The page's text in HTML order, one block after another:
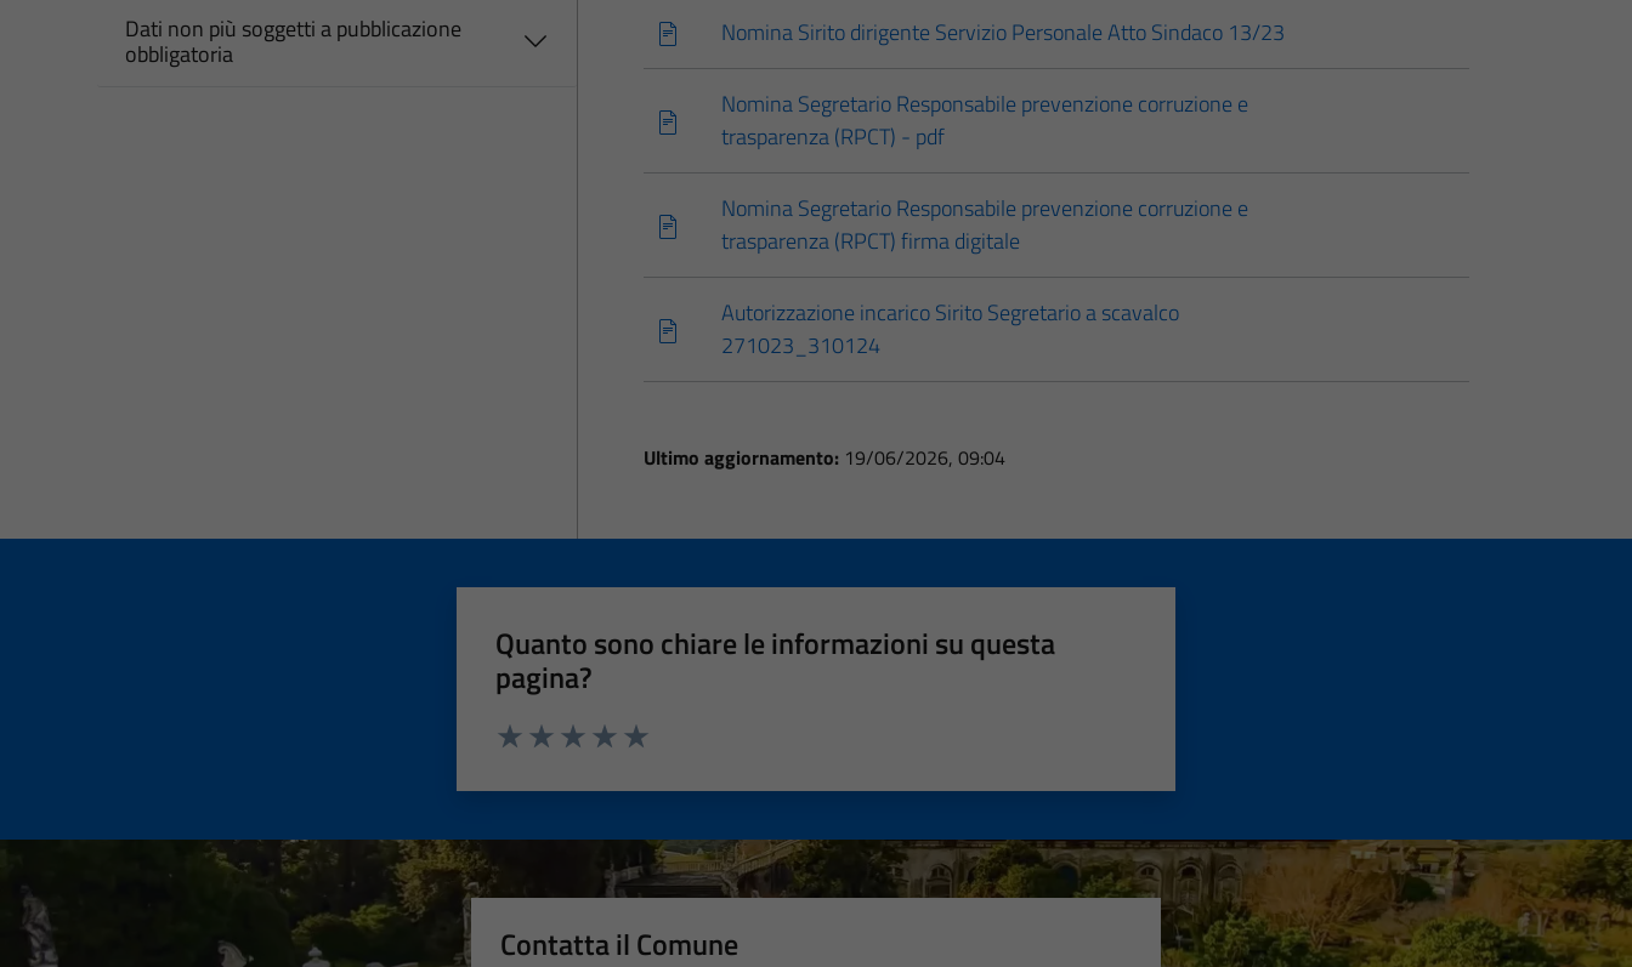
Dati non più soggetti a pubblicazione
obbligatoria
Nomina Sirito dirigente Servizio Personale Atto Sindaco 13/23
Nomina Segretario Responsabile prevenzione corruzione e
trasparenza (RPCT) - pdf
Nomina Segretario Responsabile prevenzione corruzione e
trasparenza (RPCT) firma digitale
Autorizzazione incarico Sirito Segretario a scavalco
271023_310124
Ultimo aggiornamento: 19/06/2026, 09:04
Quanto sono chiare le informazioni su questa
pagina?
Contatta il Comune